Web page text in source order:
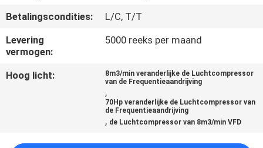
ONS
OP
NIEUWS
Betalingscondities:
L/C, T/T
Levering
vermogen:
5000 reeks per maand
Hoog licht:
8m3/min veranderlijke de Luchtcompressor
van de Frequentieaandrijving
,
70Hp veranderlijke de Luchtcompressor van
de Frequentieaandrijving
, de Luchtcompressor van 8m3/min VFD